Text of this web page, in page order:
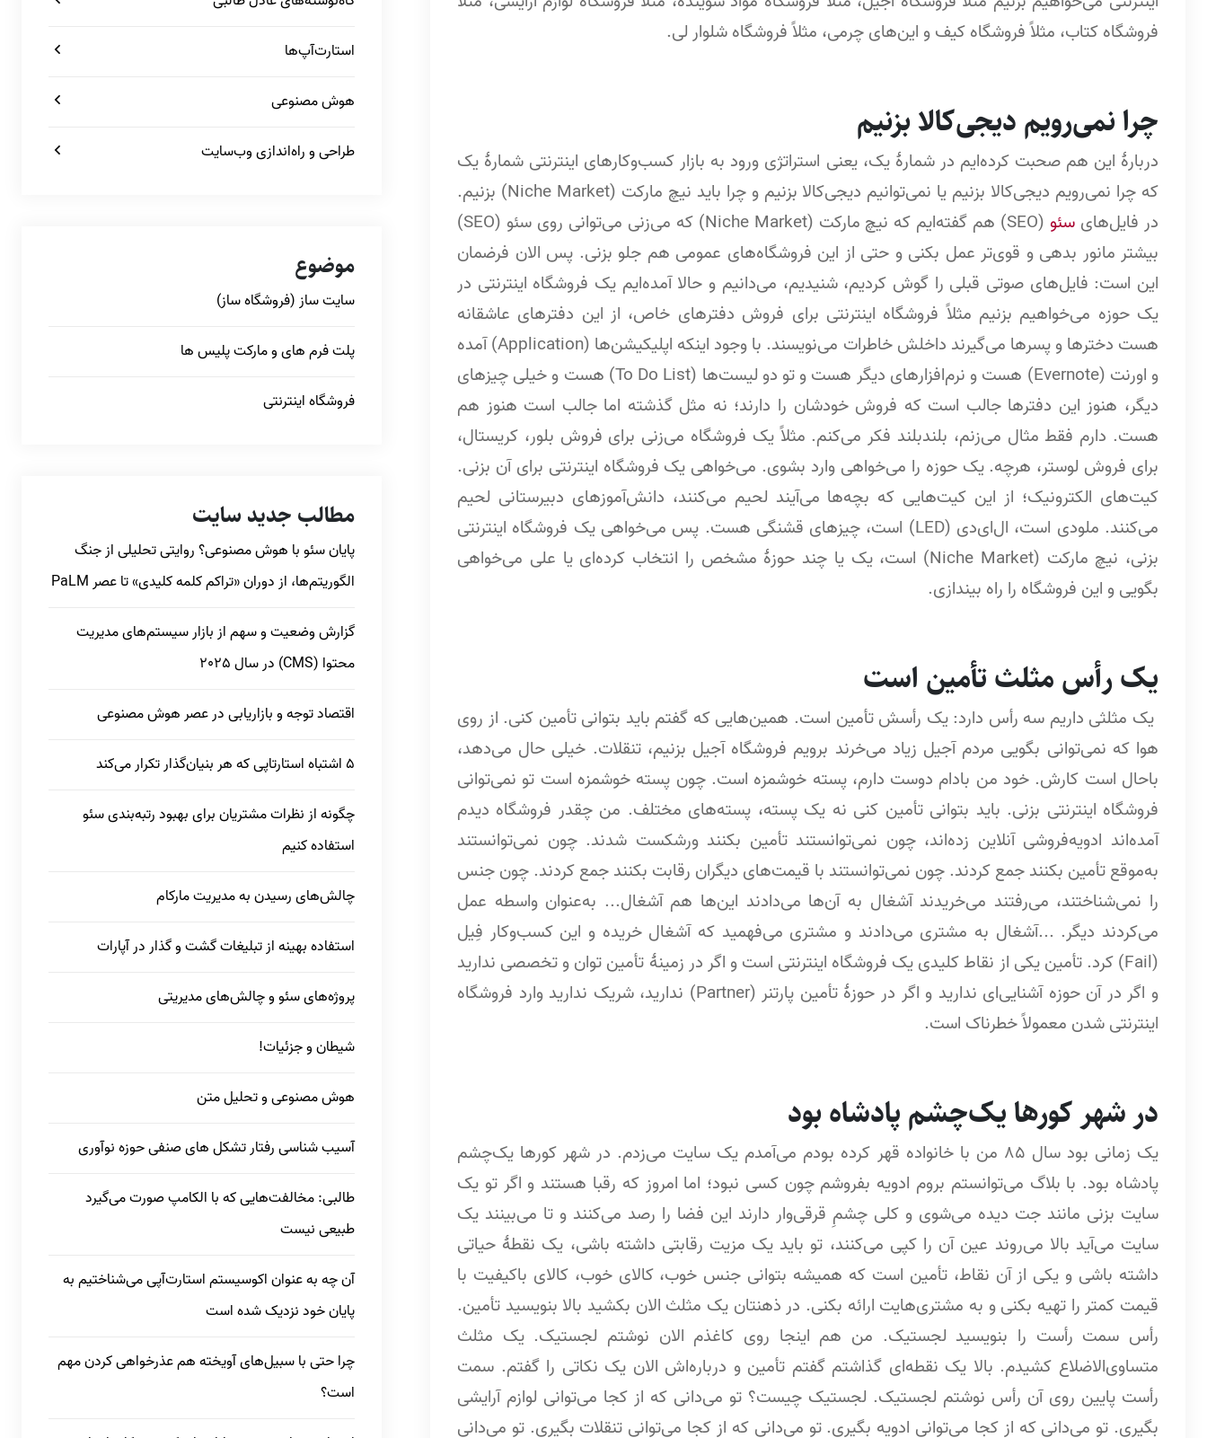
فروشگاه کتاب، مثلاً فروشگاه کیف و این‌های چرمی، مثلاً فروشگاه شلوار لی.
چرا نمی‌رویم دیجی‌کالا بزنیم
دربارۀ این هم صحبت کرده‌ایم در شمارۀ یک، یعنی استراتژی ورود به بازار کسب‌وکارهای اینترنتی شمارۀ یک
که چرا نمی‌رویم دیجی‌کالا بزنیم یا نمی‌توانیم دیجی‌کالا بزنیم و چرا باید نیچ مارکت (Niche Market) بزنیم.
در فایل‌های سئو
(SEO) هم گفته‌ایم که نیچ مارکت (Niche Market) که می‌زنی می‌توانی روی سئو (SEO)
بیشتر مانور بدهی و قوی‌تر عمل بکنی و حتی از این فروشگاه‌های عمومی هم جلو بزنی. پس الان فرضمان
این است: فایل‌های صوتی قبلی را گوش کردیم، شنیدیم، می‌دانیم و حالا آمده‌ایم یک فروشگاه اینترنتی در
یک حوزه می‌خواهیم بزنیم مثلاً فروشگاه اینترنتی برای فروش دفترهای خاص، از این دفترهای عاشقانه
هست دخترها و پسرها می‌گیرند داخلش خاطرات می‌نویسند. با وجود اینکه اپلیکیشن‌ها (Application) آمده
و اورنت (Evernote) هست و نرم‌افزارهای دیگر هست و تو دو لیست‌ها (To Do List) هست و خیلی چیزهای
دیگر، هنوز این دفترها جالب است که فروش خودشان را دارند؛ نه مثل گذشته اما جالب است هنوز هم
هست. دارم فقط مثال می‌زنم، بلندبلند فکر می‌کنم. مثلاً یک فروشگاه می‌زنی برای فروش بلور، کریستال،
برای فروش لوستر، هرچه. یک حوزه را می‌خواهی وارد بشوی. می‌خواهی یک فروشگاه اینترنتی برای آن بزنی.
کیت‌های الکترونیک؛ از این کیت‌هایی که بچه‌ها می‌آیند لحیم می‌کنند، دانش‌آموزهای دبیرستانی لحیم
می‌کنند. ملودی است، ال‌ای‌دی (LED) است، چیزهای قشنگی هست. پس می‌خواهی یک فروشگاه اینترنتی
بزنی، نیچ مارکت (Niche Market) است، یک یا چند حوزۀ مشخص را انتخاب کرده‌ای یا علی می‌خواهی
بگویی و این فروشگاه را راه بیندازی.
یک رأس مثلث تأمین است
یک مثلثی داریم سه رأس دارد: یک رأسش تأمین است. همین‌هایی که گفتم باید بتوانی تأمین کنی. از روی
هوا که نمی‌توانی بگویی مردم آجیل زیاد می‌خرند برویم فروشگاه آجیل بزنیم، تنقلات. خیلی حال می‌دهد،
باحال است کارش. خود من بادام دوست دارم، پسته خوشمزه است. چون پسته خوشمزه است تو نمی‌توانی
فروشگاه اینترنتی بزنی. باید بتوانی تأمین کنی نه یک پسته، پسته‌های مختلف. من چقدر فروشگاه دیدم
آمده‌اند ادویه‌فروشی آنلاین زده‌اند، چون نمی‌توانستند تأمین بکنند ورشکست شدند. چون نمی‌توانستند
به‌موقع تأمین بکنند جمع کردند. چون نمی‌توانستند با قیمت‌های دیگران رقابت بکنند جمع کردند. چون جنس
را نمی‌شناختند، می‌رفتند می‌خریدند آشغال به آن‌ها می‌دادند این‌ها هم آشغال... به‌عنوان واسطه عمل
می‌کردند دیگر. ...آشغال به مشتری می‌دادند و مشتری می‌فهمید که آشغال خریده و این کسب‌وکار فِیل
(Fail) کرد. تأمین یکی از نقاط کلیدی یک فروشگاه اینترنتی است و اگر در زمینۀ تأمین توان و تخصصی ندارید
و اگر در آن حوزه آشنایی‌ای ندارید و اگر در حوزۀ تأمین پارتنر (Partner) ندارید، شریک ندارید وارد فروشگاه
اینترنتی شدن معمولاً خطرناک است.
در شهر کورها یک‌چشم پادشاه بود
یک زمانی بود سال 85 من با خانواده قهر کرده بودم می‌آمدم یک سایت می‌زدم. در شهر کورها یک‌چشم
پادشاه بود. با بلاگ می‌توانستم بروم ادویه بفروشم چون کسی نبود؛ اما امروز که رقبا هستند و اگر تو یک
سایت بزنی مانند جت دیده می‌شوی و کلی چشمِ قرقی‌وار دارند این فضا را رصد می‌کنند و تا می‌بینند یک
سایت می‌آید بالا می‌روند عین آن را کپی می‌کنند، تو باید یک مزیت رقابتی داشته باشی، یک نقطۀ حیاتی
داشته باشی و یکی از آن نقاط، تأمین است که همیشه بتوانی جنس خوب، کالای خوب، کالای باکیفیت با
قیمت کمتر را تهیه بکنی و به مشتری‌هایت ارائه بکنی. در ذهنتان یک مثلث الان بکشید بالا بنویسید تأمین.
رأس سمت رأست را بنویسید لجستیک. من هم اینجا روی کاغذم الان نوشتم لجستیک. یک مثلث
متساوی‌الاضلاع کشیدم. بالا یک نقطه‌ای گذاشتم گفتم تأمین و درباره‌اش الان یک نکاتی را گفتم. سمت
رأست پایین روی آن رأس نوشتم لجستیک. لجستیک چیست؟ تو می‌دانی که از کجا می‌توانی لوازم آرایشی
بگیری. تو می‌دانی که از کجا می‌توانی ادویه بگیری. تو می‌دانی که از کجا می‌توانی تنقلات بگیری. تو می‌دانی
استارت‌آپ‌ها
هوش مصنوعی
طراحی و راه‌اندازی وب‌سایت
موضوع
سایت ساز (فروشگاه ساز)
پلت فرم های و مارکت پلیس ها
فروشگاه اینترنتی
مطالب جدید سایت
پایان سئو با هوش مصنوعی؟ روایتی تحلیلی از جنگ
الگوریتم‌ها، از دوران «تراکم کلمه کلیدی» تا عصر PaLM
گزارش وضعیت و سهم از بازار سیستم‌های مدیریت
محتوا (CMS) در سال 2025
اقتصاد توجه و بازاریابی در عصر هوش مصنوعی
5 اشتباه استارتاپی که هر بنیان‌گذار تکرار می‌کند
چگونه از نظرات مشتریان برای بهبود رتبه‌بندی سئو
استفاده کنیم
چالش‌های رسیدن به مدیریت مارکام
استفاده بهینه از تبلیغات گشت و گذار در آپارات
پروژه‌های سئو و چالش‌های مدیریتی
شیطان و جزئیات!
هوش مصنوعی و تحلیل متن
آسیب شناسی رفتار تشکل های صنفی حوزه نوآوری
طالبی: مخالفت‌هایی که با الکامپ صورت می‌گیرد
طبیعی نیست
آن چه به عنوان اکوسیستم استارت‌آپی می‌شناختیم به
پایان خود نزدیک شده است
چرا حتی با سبیل‌های آویخته هم عذرخواهی کردن مهم
است؟